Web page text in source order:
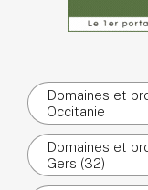
Domaines et
Occitanie
Domaines et
Gers (32)